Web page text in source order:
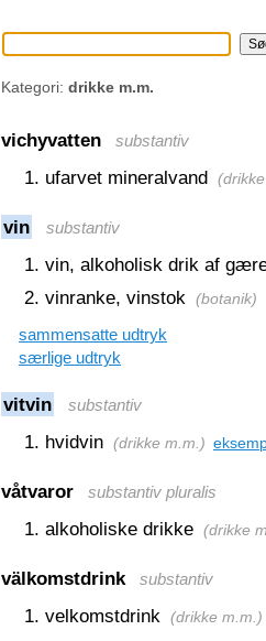
Kategori: drikke m.m.
vichyvatten substantiv
ufarvet mineralvand (
vin substantiv
vin, alkoholisk drik af
vinranke, vinstok (botanik)
sammensatte udtryk
særlige udtryk
vitvin substantiv
hvidvin (drikke m.m. )
våtvaror substantiv pluralis
alkoholiske drikke (drikke
välkomstdrink substantiv
velkomstdrink (drikke m.m. )